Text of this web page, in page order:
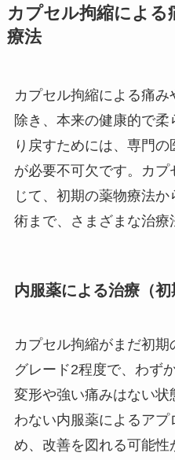
カプセル拘縮による
療法
カプセル拘縮による痛み
除き、本来の健康的で
り戻すためには、専門
が必要不可欠です。カ
じて、初期の薬物療法
術まで、さまざまな治療
内服薬による治療（初
カプセル拘縮がまだ初
グレード2程度で、わず
変形や強い痛みはない
わない内服薬によるアプ
め、改善を図れる可能性